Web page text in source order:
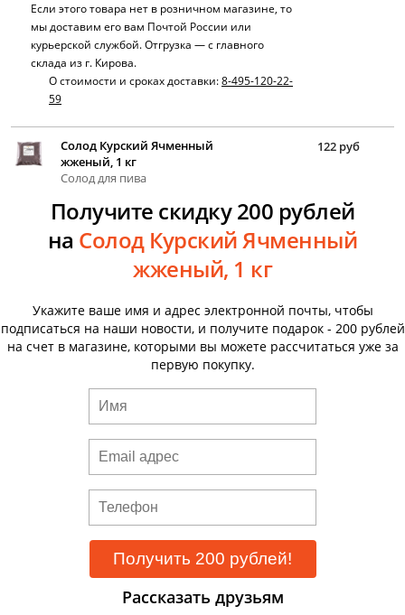
Если этого товара нет в розничном магазине, то
мы доставим его вам Почтой России или
курьерской службой. Отгрузка — с главного
склада из г. Кирова.
О стоимости и сроках доставки:8-495-120-22-
59
Солод Курский Ячменный
жженый, 1 кг
Солод для пива
122 руб
Получите скидку 200 рублей
на Солод Курский Ячменный
жженый, 1 кг
Укажите ваше имя и адрес электронной почты, чтобы
подписаться на наши новости, и получите подарок - 200 рублей
на счет в магазине, которыми вы можете рассчитаться уже за
первую покупку.
Рассказать друзьям